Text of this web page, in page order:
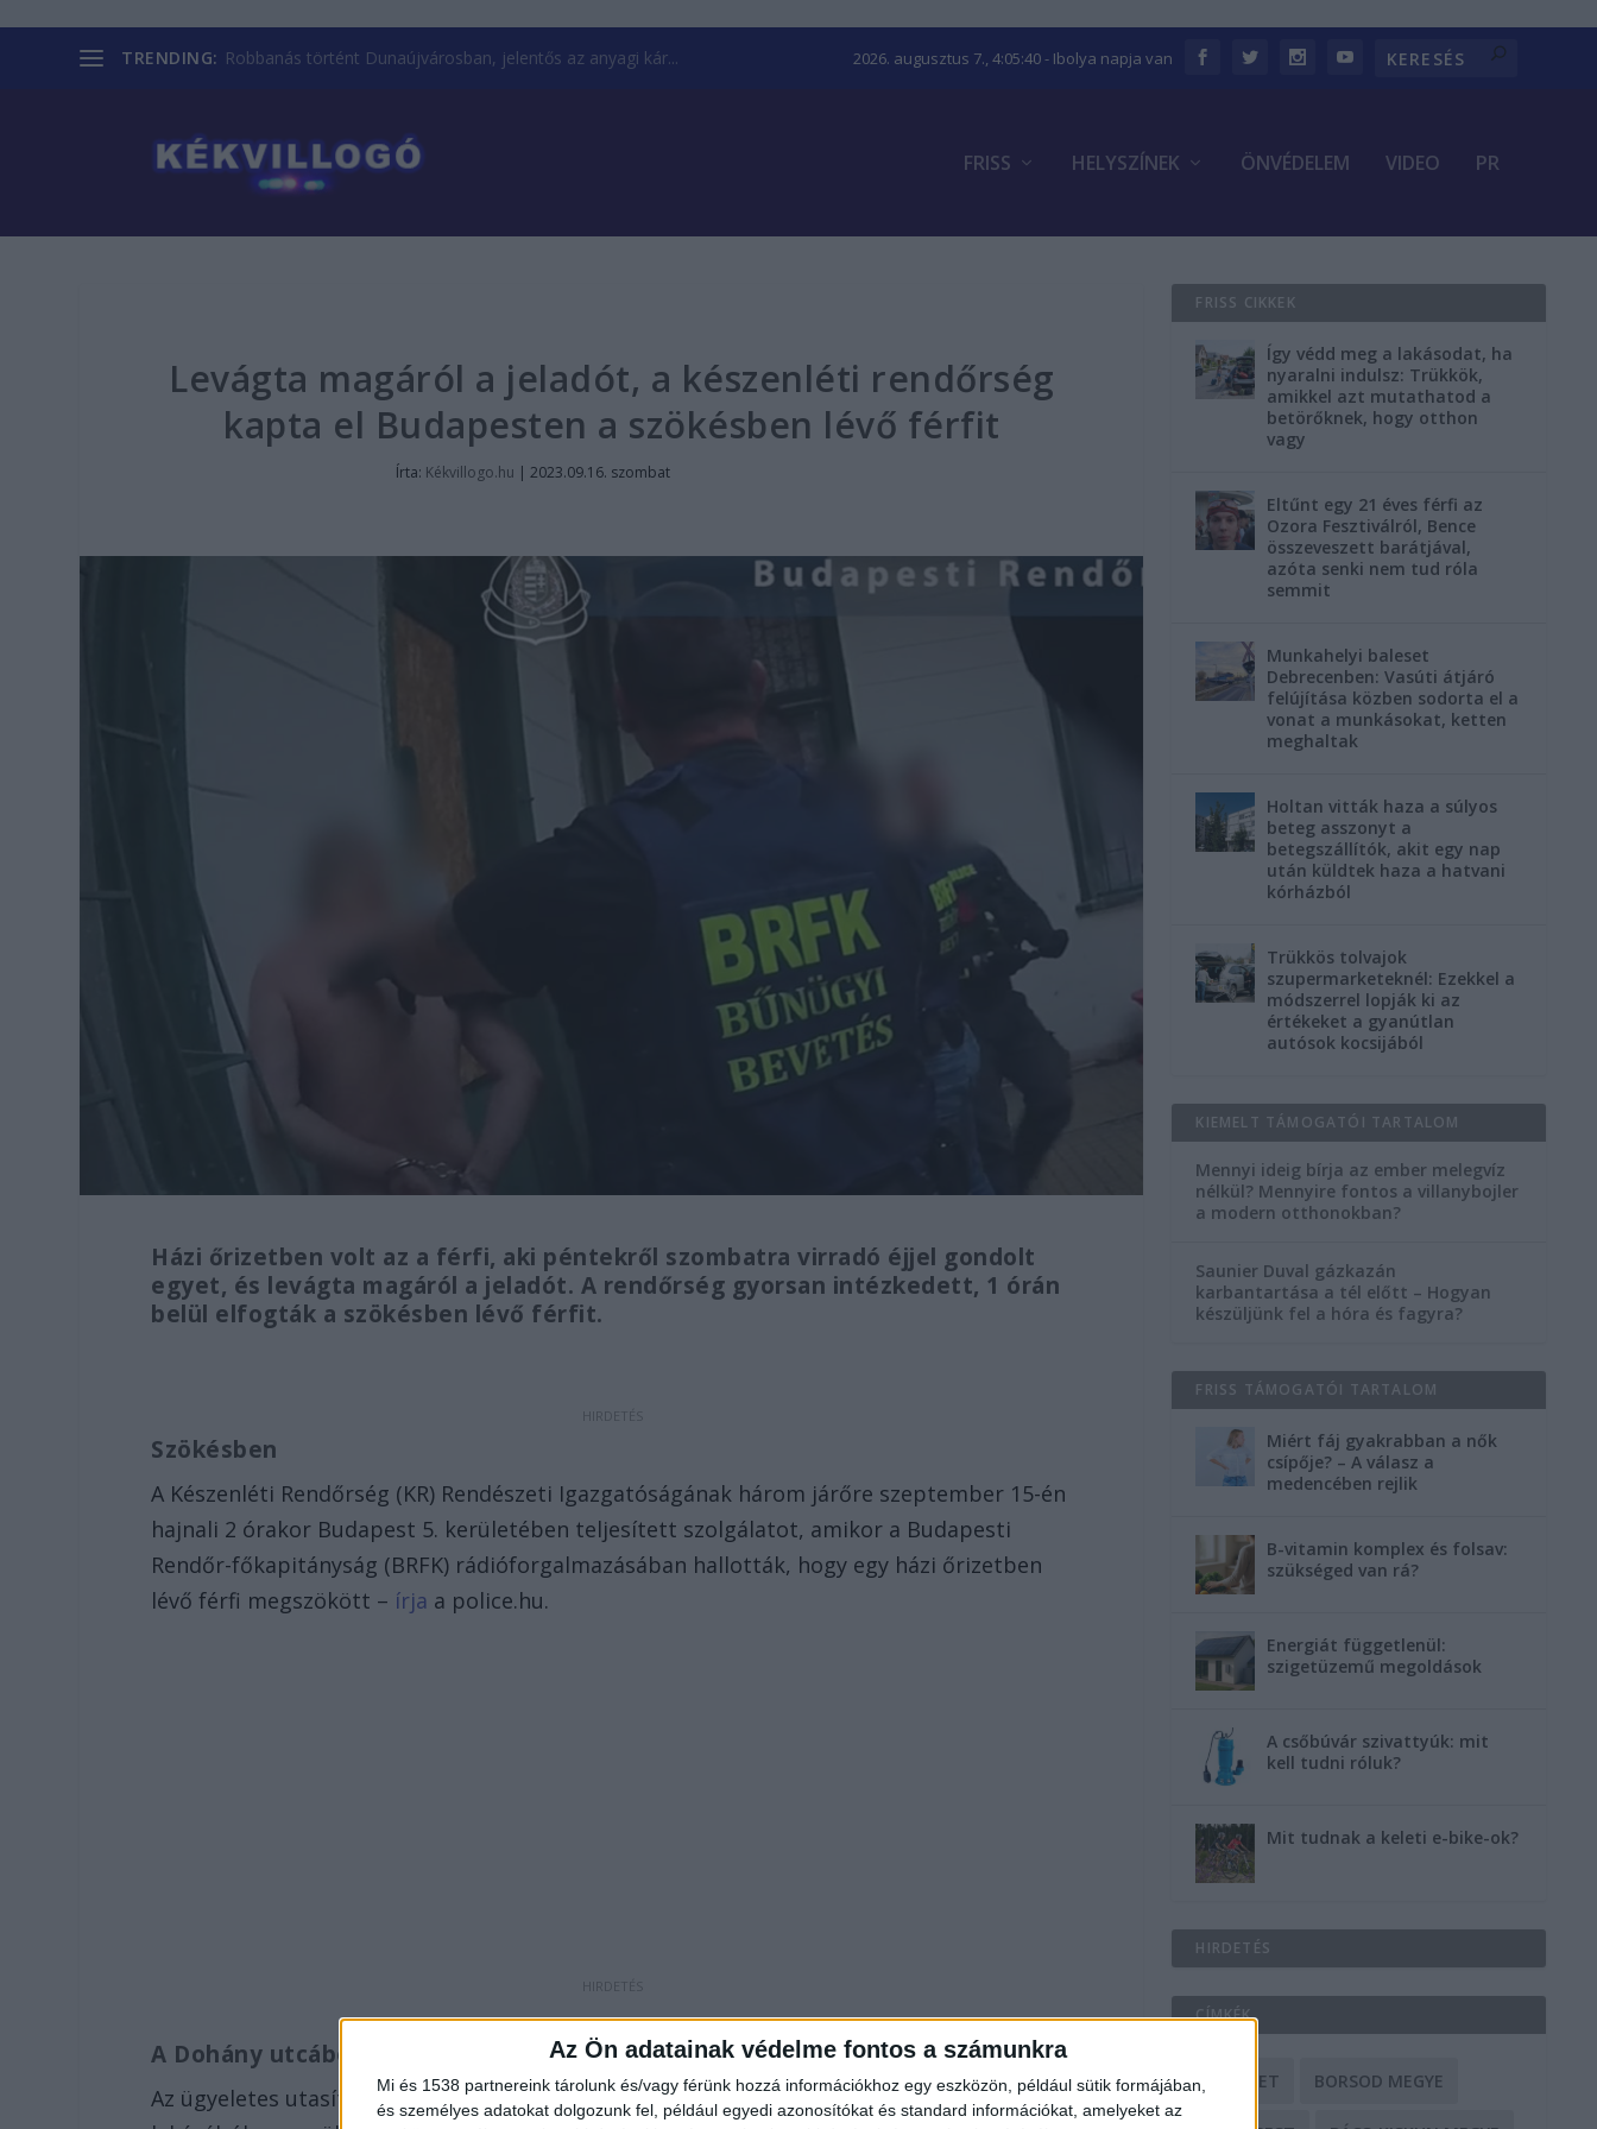
Az Ön adatainak védelme fontos a számunkra
Mi és 1538 partnereink tárolunk és/vagy férünk hozzá információkhoz egy eszközön, például sütik formájában,
és személyes adatokat dolgozunk fel, például egyedi azonosítókat és standard információkat, amelyeket az
TRENDING: Robbanás történt Dunaújvárosban, jelentős az anyagi kár... 2026. augusztus 7., 4:05:40- Ibolya napja van
FRISS HELYSZÍNEK ÖNVÉDELEM VIDEO PR
Levágta magáról a jeladót, a készenléti rendőrség
kapta el Budapesten a szökésben lévő férfit
Írta: Kékvillogo.hu | 2023.09.16. szombat
Házi őrizetben volt az a férfi, aki péntekről szombatra virradó éjjel gondolt
egyet, és levágta magáról a jeladót. A rendőrség gyorsan intézkedett, 1 órán
belül elfogták a szökésben lévő férfit.
Szökésben
A Készenléti Rendőrség (KR) Rendészeti Igazgatóságának három járőre szeptember 15-én
hajnali 2 órakor Budapest 5. kerületében teljesített szolgálatot, amikor a Budapesti
Rendőr-főkapitányság (BRFK) rádióforgalmazásában hallották, hogy egy házi őrizetben
lévő férfi megszökött – írja a police.hu.
A Dohány utcából lépett meg
Az ügyeletes utasította őket, hogy vonuljanak a 7. kerületbe, mert a Dohány utcai
FRISS CIKKEK
Így védd meg a lakásodat, ha
nyaralni indulsz: Trükkök,
amikkel azt mutathatod a
betörőknek, hogy otthon
vagy
Eltűnt egy 21 éves férfi az
Ozora Fesztiválról, Bence
összeveszett barátjával,
azóta senki nem tud róla
semmit
Munkahelyi baleset
Debrecenben: Vasúti átjáró
felújítása közben sodorta el a
vonat a munkásokat, ketten
meghaltak
Holtan vitták haza a súlyos
beteg asszonyt a
betegszállítók, akit egy nap
után küldtek haza a hatvani
kórházból
Trükkös tolvajok
szupermarketeknél: Ezekkel a
módszerrel lopják ki az
értékeket a gyanútlan
autósok kocsijából
KIEMELT TÁMOGATÓI TARTALOM
Mennyi ideig bírja az ember melegvíz
nélkül? Mennyire fontos a villanybojler
a modern otthonokban?
Saunier Duval gázkazán
karbantartása a tél előtt – Hogyan
készüljünk fel a hóra és fagyra?
FRISS TÁMOGATÓI TARTALOM
Miért fáj gyakrabban a nők
csípője? – A válasz a
medencében rejlik
B-vitamin komplex és folsav:
szükséged van rá?
Energiát függetlenül:
szigetüzemű megoldások
A csőbúvár szivattyúk: mit
kell tudni róluk?
Mit tudnak a keleti e-bike-ok?
HIRDETÉS
CÍMKÉK
BALESET BORSOD MEGYE